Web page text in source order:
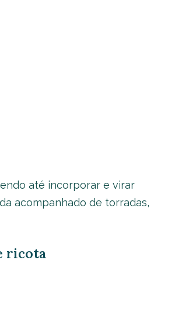
até incorporar e virar
acompanhado de torradas,
ricota